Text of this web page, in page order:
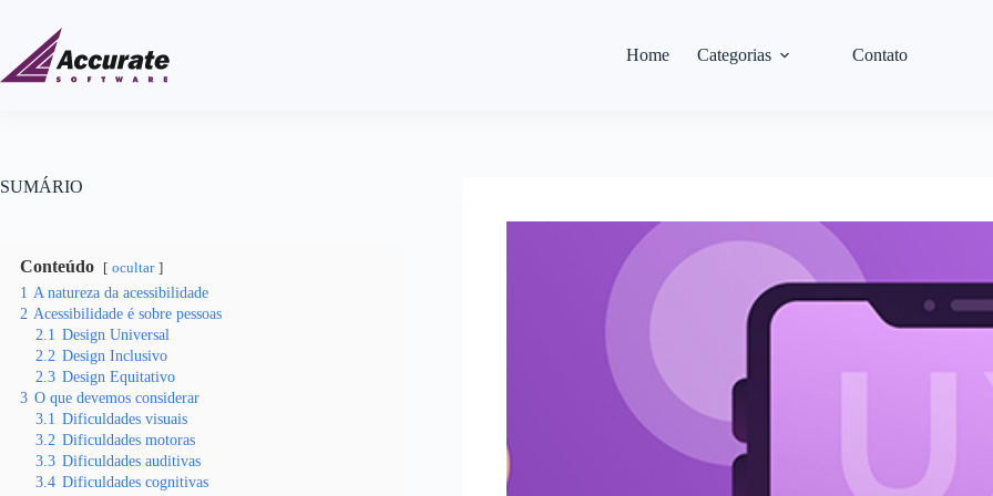
Home Categorias Contato
SUMÁRIO
Conteúdo ocultar
1 A natureza da acessibilidade
2 Acessibilidade é sobre pessoas
2.1 Design Universal
2.2 Design Inclusivo
2.3 Design Equitativo
3 O que devemos considerar
3.1 Dificuldades visuais
3.2 Dificuldades motoras
3.3 Dificuldades auditivas
3.4 Dificuldades cognitivas